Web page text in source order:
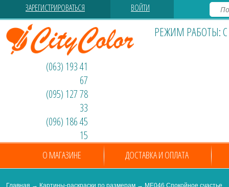
ЗАРЕГИСТРИРОВАТЬСЯ ВОЙТИ
РЕЖИМ РАБОТЫ: С
(063) 193 41
67
(095) 127 78
33
(096) 186 45
15
О МАГАЗИНЕ ДОСТАВКА И ОПЛАТА
Главная → Картины-раскраски по размерам → ME046 Спокойное счастье